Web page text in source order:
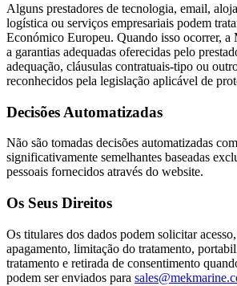
Alguns prestadores de tecnologia, email,
logística ou serviços empresariais podem
Económico Europeu. Quando isso ocorrer,
a garantias adequadas oferecidas pelo
adequação, cláusulas contratuais-tipo ou
reconhecidos pela legislação aplicável de
Decisões Automatizadas
Não são tomadas decisões automatizadas
significativamente semelhantes baseadas
pessoais fornecidos através do website.
Os Seus Direitos
Os titulares dos dados podem solicitar
apagamento, limitação do tratamento,
tratamento e retirada de consentimento
podem ser enviados para